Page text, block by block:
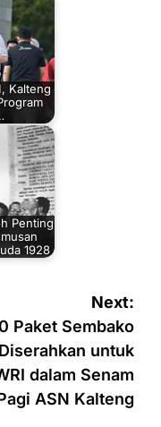
Kalteng
Penting
1928
Next:
Paket Sembako
Diserahkan untuk
dalam Senam
ASN Kalteng